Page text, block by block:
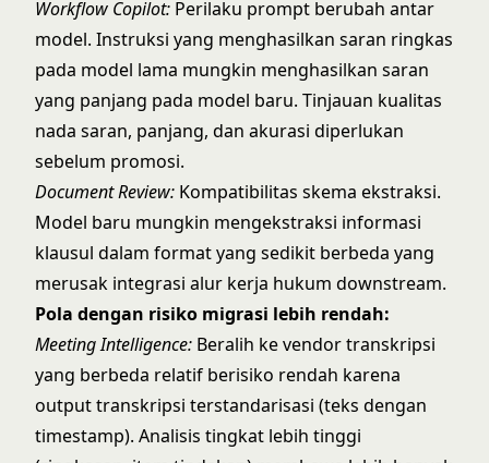
Workflow Copilot: Perilaku prompt berubah antar
model. Instruksi yang menghasilkan saran ringkas
pada model lama mungkin menghasilkan saran
yang panjang pada model baru. Tinjauan kualitas
nada saran, panjang, dan akurasi diperlukan
sebelum promosi.
Document Review: Kompatibilitas skema ekstraksi.
Model baru mungkin mengekstraksi informasi
klausul dalam format yang sedikit berbeda yang
merusak integrasi alur kerja hukum downstream.
Pola dengan risiko migrasi lebih rendah:
Meeting Intelligence: Beralih ke vendor transkripsi
yang berbeda relatif berisiko rendah karena
output transkripsi terstandarisasi (teks dengan
timestamp). Analisis tingkat lebih tinggi